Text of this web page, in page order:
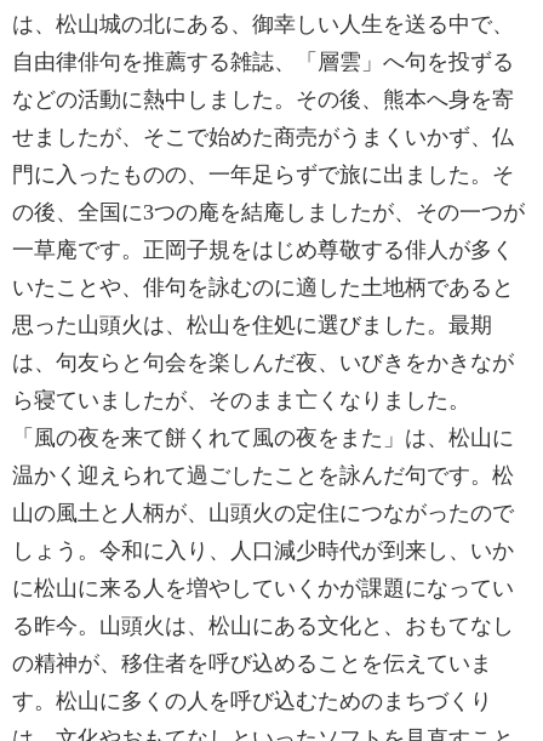
は、松山城の北にある、御幸しい人生を送る中で、
自由律俳句を推薦する雑誌、「層雲」へ句を投ずる
などの活動に熱中しました。その後、熊本へ身を寄
せましたが、そこで始めた商売がうまくいかず、仏
門に入ったものの、一年足らずで旅に出ました。そ
の後、全国に3つの庵を結庵しましたが、その一つが
一草庵です。正岡子規をはじめ尊敬する俳人が多く
いたことや、俳句を詠むのに適した土地柄であると
思った山頭火は、松山を住処に選びました。最期
は、句友らと句会を楽しんだ夜、いびきをかきなが
ら寝ていましたが、そのまま亡くなりました。
「風の夜を来て餅くれて風の夜をまた」は、松山に
温かく迎えられて過ごしたことを詠んだ句です。松
山の風土と人柄が、山頭火の定住につながったので
しょう。令和に入り、人口減少時代が到来し、いか
に松山に来る人を増やしていくかが課題になってい
る昨今。山頭火は、松山にある文化と、おもてなし
の精神が、移住者を呼び込めることを伝えていま
す。松山に多くの人を呼び込むためのまちづくり